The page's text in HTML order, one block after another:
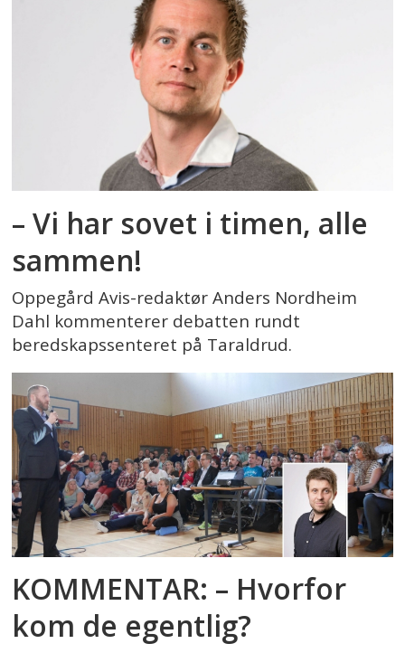
– Vi har sovet i timen, alle
sammen!
Oppegård Avis-redaktør Anders Nordheim
Dahl kommenterer debatten rundt
beredskapssenteret på Taraldrud.
KOMMENTAR: – Hvorfor
kom de egentlig?